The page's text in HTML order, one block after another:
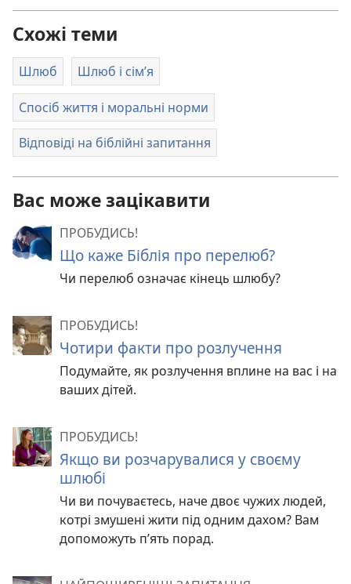
Схожі теми
Шлюб Шлюб і сім’я
Спосіб життя і моральні норми
Відповіді на біблійні запитання
Вас може зацікавити
ПРОБУДИСЬ!
Що каже Біблія про перелюб?
Чи перелюб означає кінець шлюбу?
ПРОБУДИСЬ!
Чотири факти про розлучення
Подумайте, як розлучення вплине на вас і на
ваших дітей.
ПРОБУДИСЬ!
Якщо ви розчарувалися у своєму
шлюбі
Чи ви почуваєтесь, наче двоє чужих людей,
котрі змушені жити під одним дахом? Вам
допоможуть п’ять порад.